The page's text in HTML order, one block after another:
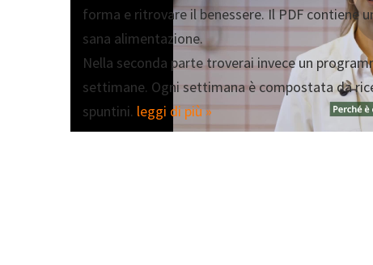
forma e ritrovare il benessere. Il PDF contiene
sana alimentazione.
Nella seconda parte troverai invece un
settimane. Ogni settimana è compostata da
spuntini. leggi di più »